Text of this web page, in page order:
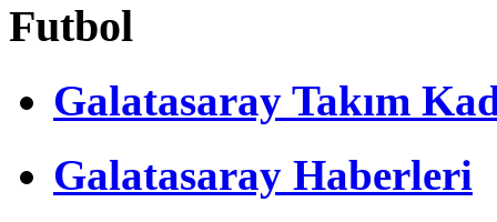
Futbol
Galatasaray Takım
Galatasaray Haberleri